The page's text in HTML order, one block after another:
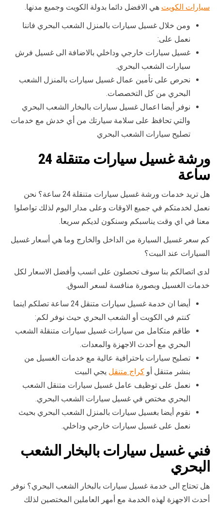
سيارات الكويت هي الافضل دائما بدولة الكويت وجميع مدنها.
ومن خلال غسيل سيارات بالمنزل الشعب البحري فاننا
نعمل على:
غسيل سيارات خارجي وداخلي بالاضافة الى غسيل فرش
سيارات الشعب البحري.
نحرص على تأمين عمال غسيل سيارات بالمنزل الشعب
البحري من كل التخصصات.
نوفر أيضا اعمال غسيل سيارات بالبخار الشعب البحري
والتي تحافظ على سلامة سيارتك من أي خدش مع خدمات
تصليح سيارات الشعب البحري
ورشة غسيل سيارات متنقلة 24
ساعة
هل تريد خدمات ورشة غسيل سيارات متنقلة 24 ساعة؟ نحن
نعمل لخدمتكم في جميع الاوقات وعلى مدار اليوم لذلك تواصلوا
معنا في اي وقت يناسبكم وسنكون لديكم سريعا.
كم سعر غسيل السيارة من الداخل والخارج وما هي أسعار غسيل
السيارات عند البيت؟
لدى اتصالكم بنا سوف تحصلون على انسب وأفضل الاسعار لكل
خدمات الغسيل وبصورة منافسة لسعر السوق.
أيضا ان خدمة غسيل سيارات متنقل 24 ساعة تصلكم اينما
كنتم في الكويت أو الشعب البحري حيث نوفر لكم:
طاقم متكامل من سيارات غسيل سيارات متنقلة الشعب
البحري مع أحدث الاجهزة والمعدات.
تصليح سيارات باحترافية عالية مع خدمات الغسيل من
بنشر متنقل أو كراج متنقل يجي البيت
نعمل على توظيف عامل غسيل سيارات متنقل الشعب
البحري مختص في غسيل سيارات الشعب البحري.
نقوم أيضا بغسيل سيارات بالمنزل الشعب البحري بحيث
نعمل على غسيل سيارات خارجي وداخلي.
فني غسيل سيارات بالبخار الشعب
البحري
هل تحتاج الى خدمة غسيل سيارات بالبخار الشعب البحري؟ نوفر
أحدث الاجهزة لهذه الخدمة مع أمهر العاملين المختصين لذلك